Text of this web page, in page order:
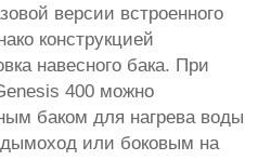
версии встроенного
конструкцией
навесного бака. При
400 можно
баком для нагрева воды
дымоход или боковым на